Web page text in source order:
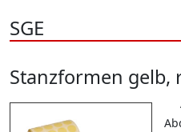
SGE
Stanzformen gelb,